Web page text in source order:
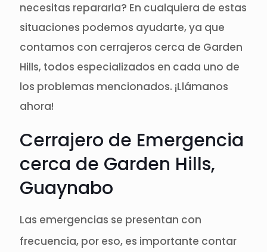
necesitas repararla? En cualquiera de estas
situaciones podemos ayudarte, ya que
contamos con cerrajeros cerca de Garden
Hills, todos especializados en cada uno de
los problemas mencionados. ¡Llámanos
ahora!
Cerrajero de Emergencia
cerca de Garden Hills,
Guaynabo
Las emergencias se presentan con
frecuencia, por eso, es importante contar